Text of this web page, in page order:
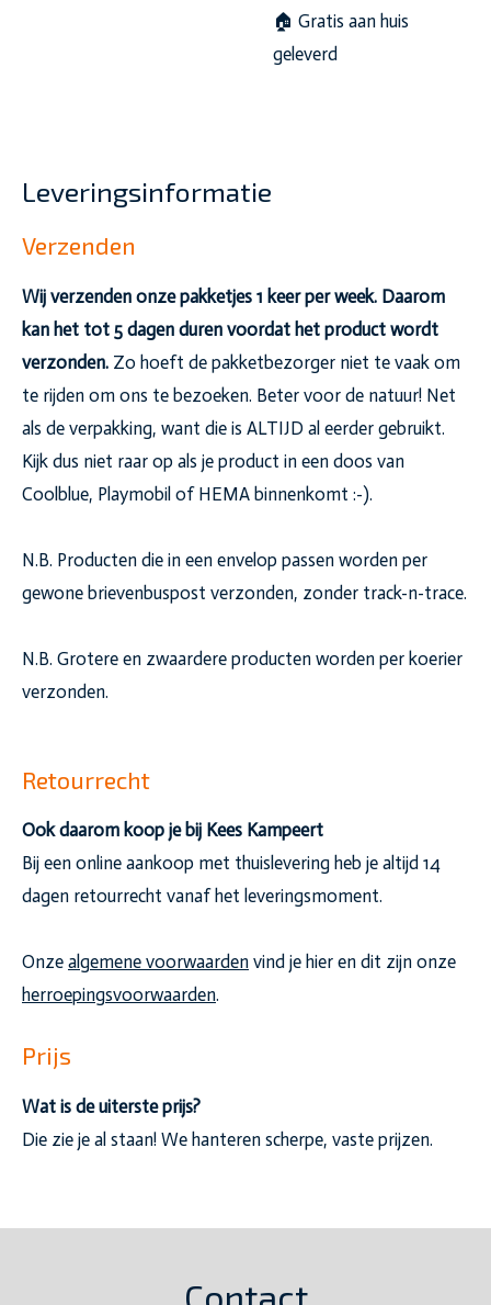
🏠 Gratis aan huis
geleverd
Leveringsinformatie
Verzenden
Wij verzenden onze pakketjes 1 keer per week. Daarom
kan het tot 5 dagen duren voordat het product wordt
verzonden. Zo hoeft de pakketbezorger niet te vaak om
te rijden om ons te bezoeken. Beter voor de natuur! Net
als de verpakking, want die is ALTIJD al eerder gebruikt.
Kijk dus niet raar op als je product in een doos van
Coolblue, Playmobil of HEMA binnenkomt :-).
N.B. Producten die in een envelop passen worden per
gewone brievenbuspost verzonden, zonder track-n-trace.
N.B. Grotere en zwaardere producten worden per koerier
verzonden.
Retourrecht
Ook daarom koop je bij Kees Kampeert
Bij een online aankoop met thuislevering heb je altijd 14
dagen retourrecht vanaf het leveringsmoment.
Onze algemene voorwaarden vind je hier en dit zijn onze
herroepingsvoorwaarden.
Prijs
Wat is de uiterste prijs?
Die zie je al staan! We hanteren scherpe, vaste prijzen.